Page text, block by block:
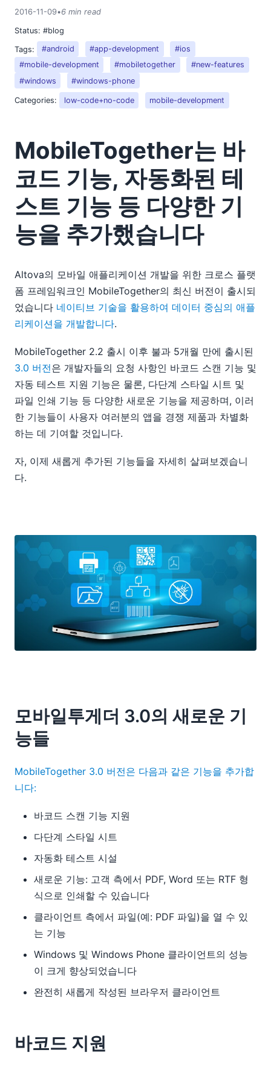
2016-11-09•6 min read
Status: #blog
Tags:
#android #app-development
#ios
#mobile-development
#mobiletogether
#new-features
#windows
#windows-phone
Categories: low-code+no-code mobile-development
MobileTogether는 바
코드 기능, 자동화된 테
스트 기능 등 다양한 기
능을 추가했습니다
Altova의 모바일 애플리케이션 개발을 위한 크로스 플랫
폼 프레임워크인 MobileTogether의 최신 버전이 출시되
었습니다 네이티브 기술을 활용하여 데이터 중심의 애플
리케이션을 개발합니다.
MobileTogether 2.2 출시 이후 불과 5개월 만에 출시된
3.0 버전은 개발자들의 요청 사항인 바코드 스캔 기능 및
자동 테스트 지원 기능은 물론, 다단계 스타일 시트 및
파일 인쇄 기능 등 다양한 새로운 기능을 제공하며, 이러
한 기능들이 사용자 여러분의 앱을 경쟁 제품과 차별화
하는 데 기여할 것입니다.
자, 이제 새롭게 추가된 기능들을 자세히 살펴보겠습니
다.
모바일투게더 3.0의 새로운 기
능들
MobileTogether 3.0 버전은 다음과 같은 기능을 추가합
니다:
바코드 스캔 기능 지원
다단계 스타일 시트
자동화 테스트 시설
새로운 기능: 고객 측에서 PDF, Word 또는 RTF 형
식으로 인쇄할 수 있습니다
클라이언트 측에서 파일(예: PDF 파일)을 열 수 있
는 기능
Windows 및 Windows Phone 클라이언트의 성능
이 크게 향상되었습니다
완전히 새롭게 작성된 브라우저 클라이언트
바코드 지원